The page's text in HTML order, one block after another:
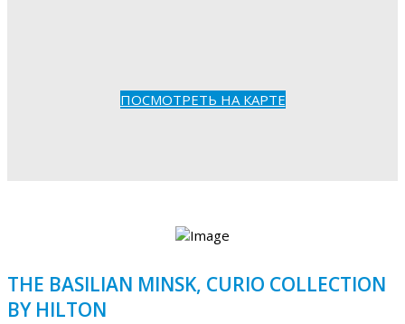
ПОСМОТРЕТЬ НА КАРТЕ
THE BASILIAN MINSK, CURIO COLLECTION
BY HILTON